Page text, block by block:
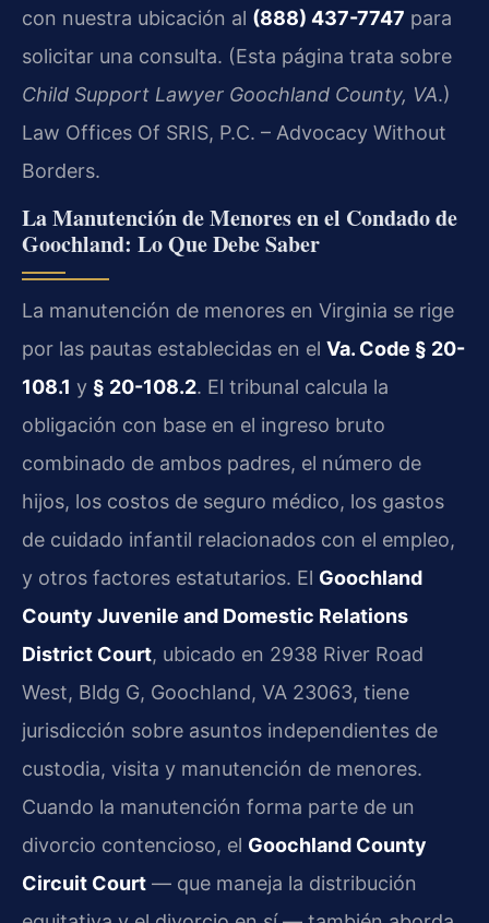
con nuestra ubicación al (888) 437-7747 para
solicitar una consulta. (Esta página trata sobre
Child Support Lawyer Goochland County, VA.)
Law Offices Of SRIS, P.C. – Advocacy Without
Borders.
La Manutención de Menores en el Condado de
Goochland: Lo Que Debe Saber
La manutención de menores en Virginia se rige
por las pautas establecidas en el Va. Code § 20-
108.1 y § 20-108.2. El tribunal calcula la
obligación con base en el ingreso bruto
combinado de ambos padres, el número de
hijos, los costos de seguro médico, los gastos
de cuidado infantil relacionados con el empleo,
y otros factores estatutarios. El Goochland
County Juvenile and Domestic Relations
District Court, ubicado en 2938 River Road
West, Bldg G, Goochland, VA 23063, tiene
jurisdicción sobre asuntos independientes de
custodia, visita y manutención de menores.
Cuando la manutención forma parte de un
divorcio contencioso, el Goochland County
Circuit Court — que maneja la distribución